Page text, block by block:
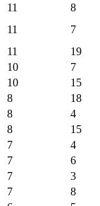
11
8
11
7
11
19
10
7
10
15
8
18
8
4
8
15
7
4
7
6
7
3
7
8